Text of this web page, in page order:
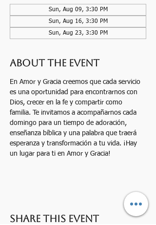
Sun, Aug 09, 3:30 PM
Sun, Aug 16, 3:30 PM
Sun, Aug 23, 3:30 PM
About the event
En Amor y Gracia creemos que cada servicio
es una oportunidad para encontrarnos con
Dios, crecer en la fe y compartir como
familia. Te invitamos a acompañarnos cada
domingo para un tiempo de adoración,
enseñanza bíblica y una palabra que traerá
esperanza y transformación a tu vida. ¡Hay
un lugar para ti en Amor y Gracia!
Share this event